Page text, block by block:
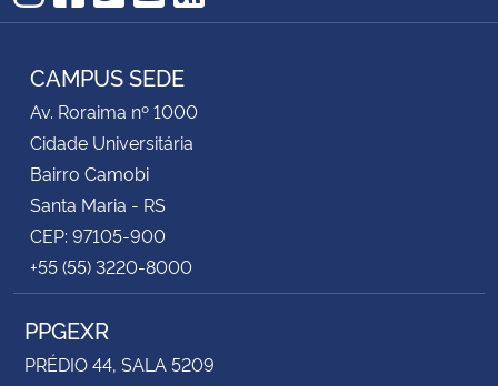
Instagram
Facebook
Twitter
YouTube
RSS
CAMPUS SEDE
Av. Roraima nº 1000
Cidade Universitária
Bairro Camobi
Santa Maria - RS
CEP: 97105-900
+55 (55) 3220-8000
PPGEXR
PRÉDIO 44, SALA 5209